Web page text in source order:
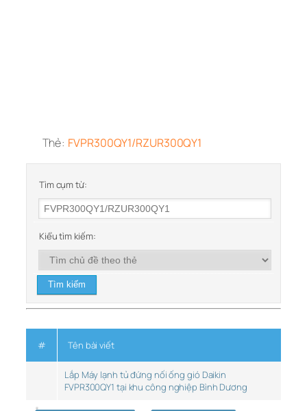
Thẻ: FVPR300QY1/RZUR300QY1
Tìm cụm từ:
Kiểu tìm kiếm:
# Tên bài viết
Lắp Máy lạnh tủ đứng nối ống gió Daikin
FVPR300QY1 tại khu công nghiệp Bình Dương